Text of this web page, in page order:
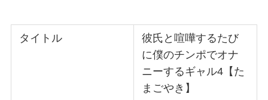
タイトル
彼氏と喧嘩するたび
に僕のチンポでオナ
ニーするギャル4【た
まごやき】